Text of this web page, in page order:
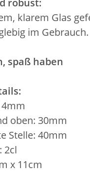
robust:
klarem Glas
im Gebrauch.
spaß haben
oben: 30mm
Stelle: 40mm
2cl
x 11cm